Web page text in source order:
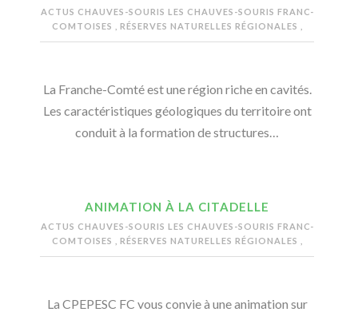
ACTUS CHAUVES-SOURIS LES CHAUVES-SOURIS FRANC-
COMTOISES
RÉSERVES NATURELLES RÉGIONALES
La Franche-Comté est une région riche en cavités.
Les caractéristiques géologiques du territoire ont
conduit à la formation de structures…
ANIMATION À LA CITADELLE
ACTUS CHAUVES-SOURIS LES CHAUVES-SOURIS FRANC-
COMTOISES
RÉSERVES NATURELLES RÉGIONALES
La CPEPESC FC vous convie à une animation sur